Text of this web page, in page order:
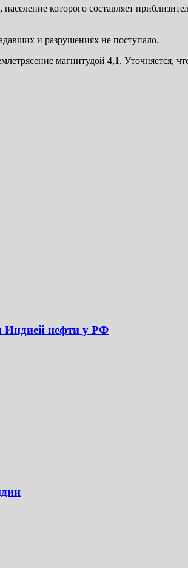
которого составляет
и разрушениях не поступало.
магнитудой 4,1. Уточняется,
Индией нефти у РФ